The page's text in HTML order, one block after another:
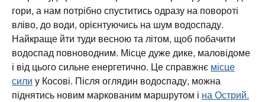
гори, а нам потрібно спуститись одразу на повороті
вліво, до води, орієнтуючись на шум водоспаду.
Найкраще йти туди весною та літом, щоб побачити
водоспад повноводним. Місце дуже дике, маловідоме
і від цього сильне енергетично. Це справжнє місце
сили у Косові. Після оглядин водоспаду, можна
піднятись новим маркованим маршрутом і на Острий.